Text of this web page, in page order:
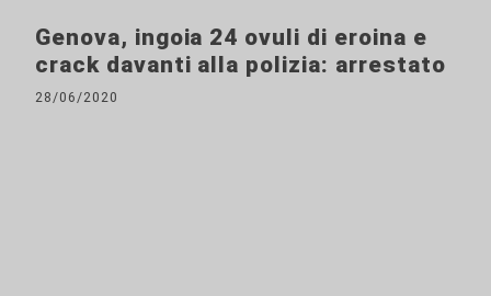
Genova, ingoia 24 ovuli di eroina e
crack davanti alla polizia: arrestato
28/06/2020